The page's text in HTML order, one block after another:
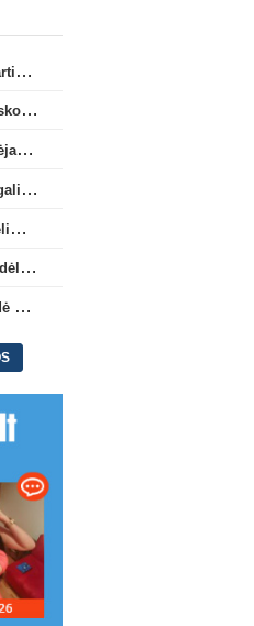
X. Alonso: „Esu patenkintas dabartiniais „Chelsea“ ekipos vartininkais“
F. Mastanuono oficialiai sezonui skolinamas „Fiorentina“ ekipai
Buvęs ilgametis„Barcelona“ žaidėjas S. Roberto artėja link persikėlimo į MLS
G. Bremeris paneigė gandus dėl galimo išvykimo iš „Juventus“ klubo
G. Rulli – per žingsnį nuo persikėlimo į „Manchester City“ klubą
„Man City“ artėja link susitarimo dėl marokiečio A. Bouaddi persikėlimo
Vaikinų U15 rinktinė Taline sužaidė pirmąsias kontrolines rungtynes